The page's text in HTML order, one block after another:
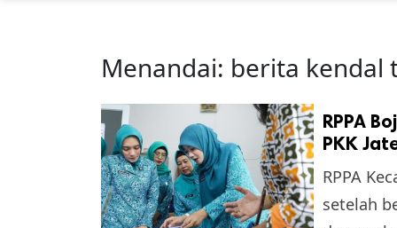
Menandai: berita kendal
RPPA
PKK
RPPA
setelah